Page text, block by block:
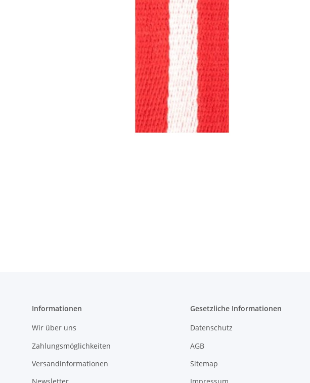
Informationen
Wir über uns
Zahlungsmöglichkeiten
Versandinformationen
Gesetzliche Informationen
Datenschutz
AGB
Sitemap